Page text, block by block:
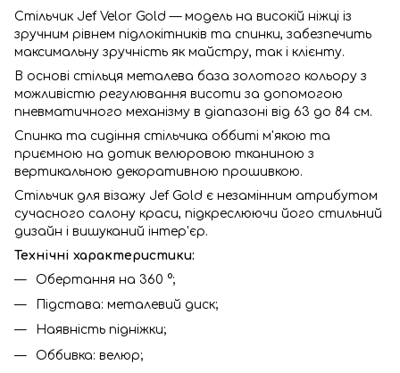
Стільчик Jef Velor Gold — модель на високій ніжці із
зручним рівнем підлокітників та спинки, забезпечить
максимальну зручність як майстру, так і клієнту.
В основі стільця металева база золотого кольору з
можливістю регулювання висоти за допомогою
пневматичного механізму в діапазоні від 63 до 84 см.
Спинка та сидіння стільчика оббиті м'якою та
приємною на дотик велюровою тканиною з
вертикальною декоративною прошивкою.
Стільчик для візажу Jef Gold є незамінним атрибутом
сучасного салону краси, підкреслюючи його стильний
дизайн і вишуканий інтер'єр.
Технічні характеристики:
Обертання на 360 °;
Підстава: металевий диск;
Наявність підніжки;
Оббивка: велюр;